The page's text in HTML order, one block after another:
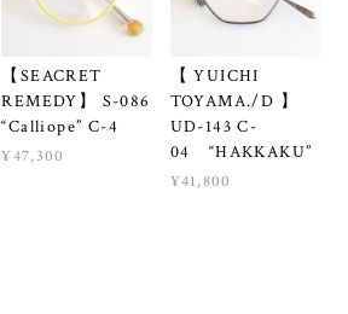
【SEACRET
REMEDY】 S-086
“Calliope” C-4
¥47,300
【 YUICHI
TOYAMA./D 】
UD-143 C-
04 “HAKKAKU”
¥41,800